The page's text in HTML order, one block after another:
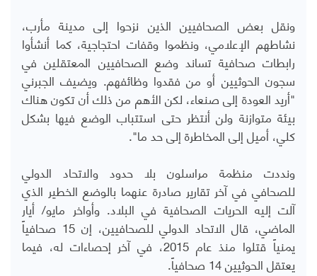
ونقل بعض الصحافيين الذين نزحوا إلى مدينة مأرب،
نشاطهم الإعلامي، ونظموا وقفات احتجاجية، كما أنشأوا
رابطات صحافية تساند وضع الصحافيين المعتقلين في
سجون الحوثيين أو من فقدوا وظائفهم. ويضيف الجبرني
"أريد العودة إلى صنعاء، لكن الأهم من ذلك أن تكون هناك
بيئة متوازنة ولن أنتظر حتى استتباب الوضع فيها بشكل
كلي، أميل إلى المخاطرة إلى حد ما".
ونددت منظمة مراسلون بلا حدود والاتحاد الدولي
للصحافي في آخر تقارير صادرة عنهما بالوضع الخطير الذي
آلت إليه الحريات الصحافية في البلاد. وأواخر مايو/ أيار
الماضي، قال الاتحاد الدولي للصحافيين، إن 15 صحافياً
يمنياً قتلوا منذ عام 2015، في آخر إحصاءات له، فيما
يعتقل الحوثيين 14 صحافياً.